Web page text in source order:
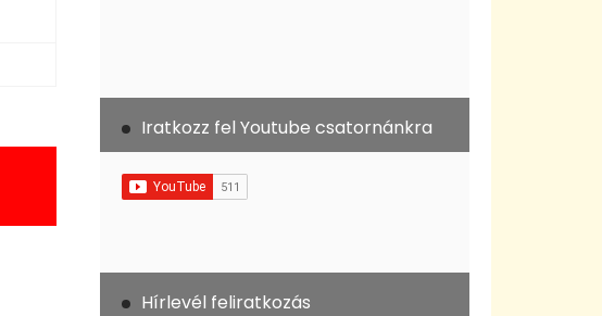
Iratkozz fel Youtube csatornánkra
Hírlevél feliratkozás